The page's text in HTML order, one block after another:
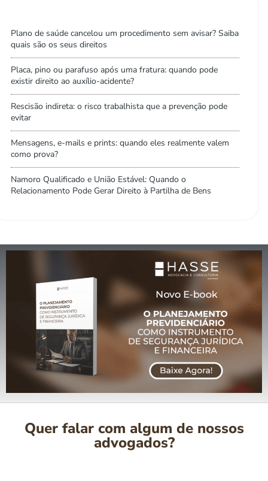
Plano de saúde cancelou um procedimento sem avisar? Saiba
quais são os seus direitos
Placa, pino ou parafuso após uma fratura: quando pode
existir direito ao auxílio-acidente?
Rescisão indireta: o risco trabalhista que a prevenção pode
evitar
Mensagens, e-mails e prints: quando eles realmente valem
como prova?
Namoro Qualificado e União Estável: Quando o
Relacionamento Pode Gerar Direito à Partilha de Bens
Quer falar com algum de nossos
advogados?